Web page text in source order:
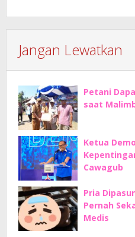
Jangan Lewatkan
Petani
saat
Ketua
Cawagub
Pria
Pernah
Medis